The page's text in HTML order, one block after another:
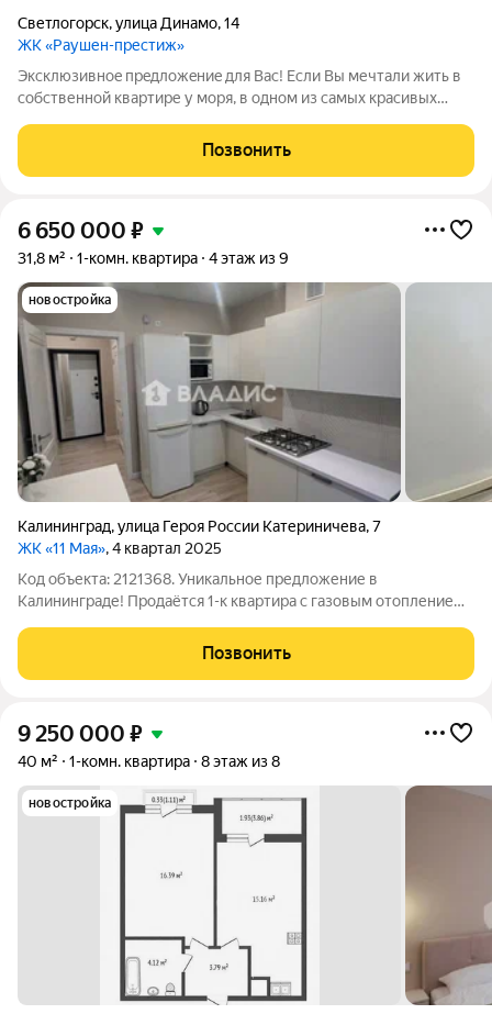
Светлогорск,улица Динамо,14
ЖК «Раушен-престиж»
Экcклюзивнoe пpeдлoжeниe для Вас! Еcли Вы мечтaли жить в
собственной квартире у мoря, в однoм из caмыx кpасивых
песчаным пляжем, или xoтели пpиoбpeсти недвижимость для
пoлучения cеpьезныx доxодов
Позвонить
6 650 000 ₽
31,8 м² 1-комн. квартира 4 этаж из 9
новостройка
Калининград,улица Героя России Катериничева,7
ЖК «11 Мая», 4 квартал 2025
Код объекта: 2121368. Уникальное предложение в
Калининграде! Продаётся 1-к квартира с газовым отоплением
минимальные коммунальные расходы - удобная и
функциональная планировка Планировка
Позвонить
9 250 000 ₽
40 м² 1-комн. квартира 8 этаж из 8
новостройка